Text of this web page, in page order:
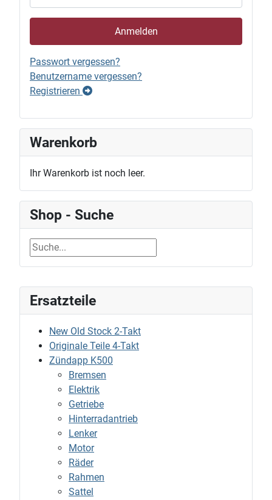
Ersatzteile
New Old Stock 2-Takt
Originale Teile 4-Takt
Zündapp K500
Bremsen
Elektrik
Getriebe
Hinterradantrieb
Lenker
Motor
Räder
Rahmen
Sattel
Anmelden
Passwort vergessen?
Benutzername vergessen?
Registrieren
Warenkorb
Ihr Warenkorb ist noch leer.
Shop - Suche